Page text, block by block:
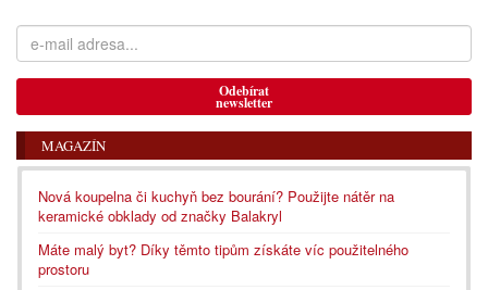
Odebírat
newsletter
MAGAZÍN
Nová koupelna či kuchyň bez bourání? Použijte nátěr na
keramické obklady od značky Balakryl
Máte malý byt? Díky těmto tipům získáte víc použitelného
prostoru